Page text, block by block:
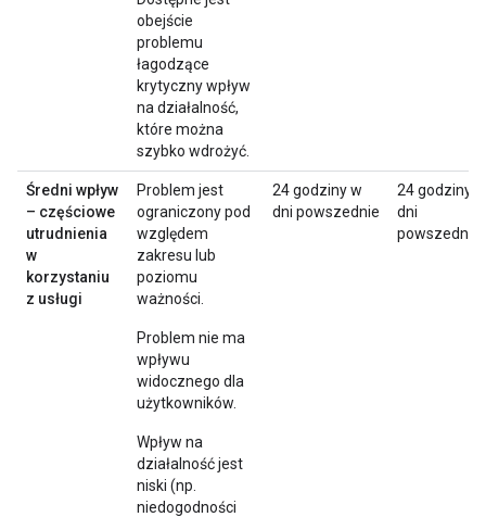
obejście
problemu
łagodzące
krytyczny wpływ
na działalność,
które można
szybko wdrożyć.
Średni wpływ
– częściowe
utrudnienia
w
korzystaniu
z usługi
Problem jest
ograniczony pod
względem
zakresu lub
poziomu
ważności.
Problem nie ma
wpływu
widocznego dla
użytkowników.
Wpływ na
działalność jest
niski (np.
niedogodności
24 godziny w
dni powszednie
24 godziny w
dni
powszednie